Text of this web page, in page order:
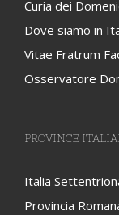
Curia dei
Dove siamo in
Vitae Fratrum
Osservatore
PROVINCE
Italia
Provincia